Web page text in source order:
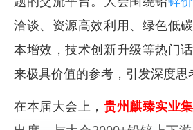
洽谈、资源高效利用、绿色低
本增效，技术创新升级等热门
来极具价值的参考，引发深度思
在本届大会上， 贵州麒臻实业